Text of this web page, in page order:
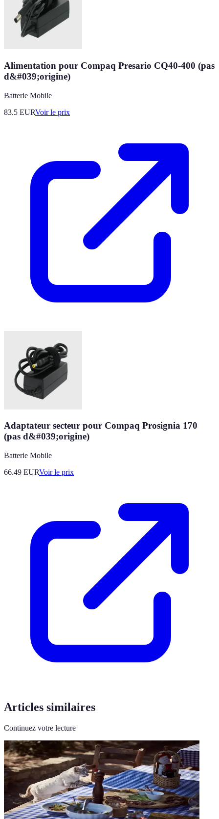
Alimentation pour Compaq Presario CQ40-400 (pas
d&#039;origine)
Batterie Mobile
83.5 EURVoir le prix
Adaptateur secteur pour Compaq Prosignia 170
(pas d&#039;origine)
Batterie Mobile
66.49 EURVoir le prix
Articles similaires
Continuez votre lecture